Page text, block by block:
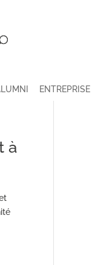
ENTREPRISE
à